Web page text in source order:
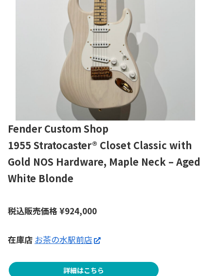
Fender Custom Shop
1955 Stratocaster® Closet Classic with
Gold NOS Hardware, Maple Neck – Aged
White Blonde
税込販売価格 ¥924,000
在庫店 お茶の水駅前店
詳細はこちら